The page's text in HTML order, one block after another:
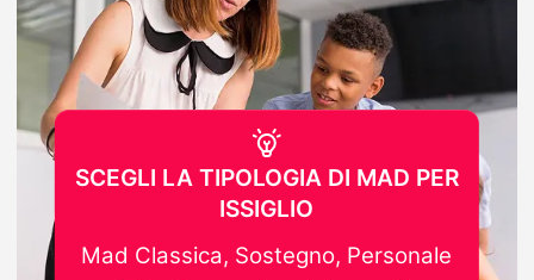
SCEGLI LA TIPOLOGIA DI MAD PER
ISSIGLIO
Mad Classica, Sostegno, Personale